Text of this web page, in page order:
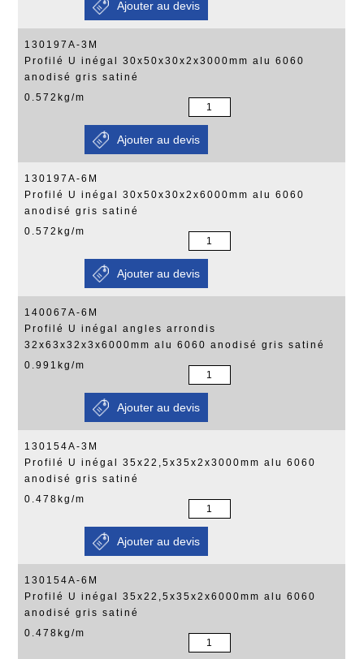
130197A-3M
Profilé U inégal 30x50x30x2x3000mm alu 6060
anodisé gris satiné
0.572kg/m
130197A-6M
Profilé U inégal 30x50x30x2x6000mm alu 6060
anodisé gris satiné
0.572kg/m
140067A-6M
Profilé U inégal angles arrondis
32x63x32x3x6000mm alu 6060 anodisé gris satiné
0.991kg/m
130154A-3M
Profilé U inégal 35x22,5x35x2x3000mm alu 6060
anodisé gris satiné
0.478kg/m
130154A-6M
Profilé U inégal 35x22,5x35x2x6000mm alu 6060
anodisé gris satiné
0.478kg/m